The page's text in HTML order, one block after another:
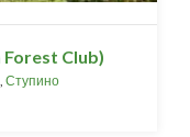
Club)
, Ступино